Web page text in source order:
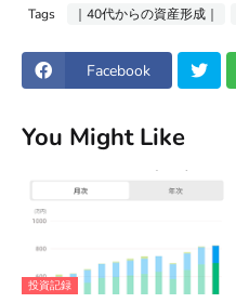
Tags ｜40代からの資産形成｜
Facebook
You Might Like
投資記録